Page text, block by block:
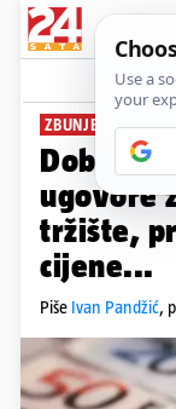
ZBUNJENI KUPCI
Dobili
ugovore
tržište,
cijene...
Piše Ivan Pandžić,